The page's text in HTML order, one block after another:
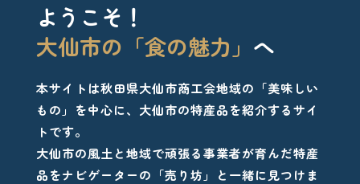
ようこそ！
大仙市の「食の魅力」 へ
本サイトは秋田県大仙市商工会地域の「美味しい
もの」を中心に、大仙市の特産品を紹介するサイ
トです。
大仙市の風土と地域で頑張る事業者が育んだ特産
品をナビゲーターの「売り坊」と一緒に見つけま